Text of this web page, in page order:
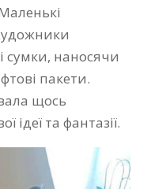
сумки, наносячи
пакети.
щось
ідеї та фантазії.